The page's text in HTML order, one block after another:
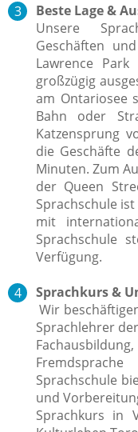
Beste Lage &
Unsere
Geschäften
Lawrence
großzügig
am Ontariosee
Bahn oder
Katzensprung
die Geschäfte
Minuten. Zum
der Queen
Sprachschule
mit
Sprachschule
Verfügung.
Sprachkurs &
Wir
Sprachlehrer
Sprachschule
und
Sprachkurs in